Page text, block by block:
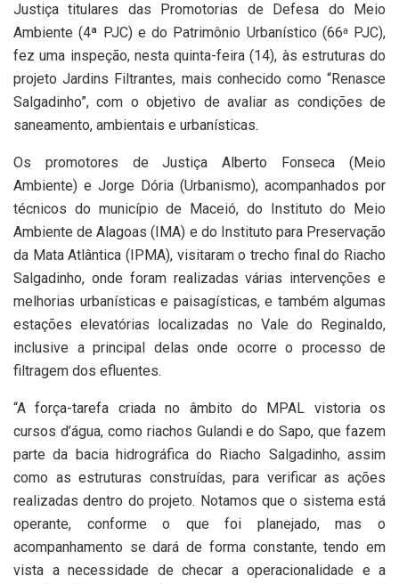
Justiça titulares das Promotorias de Defesa do Meio
Ambiente (4ª PJC) e do Patrimônio Urbanístico (66a
PJC),
fez uma inspeção, nesta quinta-feira (14), às estruturas do
projeto Jardins Filtrantes, mais conhecido como “Renasce
Salgadinho”, com o objetivo de avaliar as condições de
saneamento, ambientais e urbanísticas.
Os promotores de Justiça Alberto Fonseca (Meio
Ambiente) e Jorge Dória (Urbanismo), acompanhados por
técnicos do município de Maceió, do Instituto do Meio
Ambiente de Alagoas (IMA) e do Instituto para Preservação
da Mata Atlântica (IPMA), visitaram o trecho final do Riacho
Salgadinho, onde foram realizadas várias intervenções e
melhorias urbanísticas e paisagísticas, e também algumas
estações elevatórias localizadas no Vale do Reginaldo,
inclusive a principal delas onde ocorre o processo de
filtragem dos efluentes.
“A força-tarefa criada no âmbito do MPAL vistoria os
cursos d’água, como riachos Gulandi e do Sapo, que fazem
parte da bacia hidrográfica do Riacho Salgadinho, assim
como as estruturas construídas, para verificar as ações
realizadas dentro do projeto. Notamos que o sistema está
operante, conforme o que foi planejado, mas o
acompanhamento se dará de forma constante, tendo em
vista a necessidade de checar a operacionalidade e a